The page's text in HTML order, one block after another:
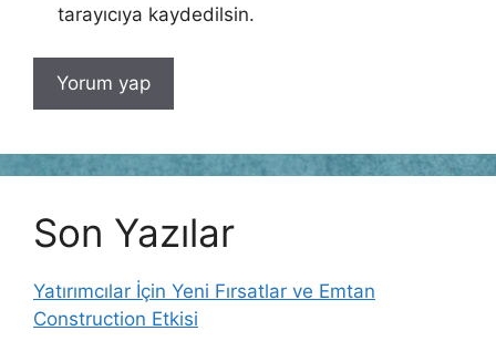
tarayıcıya kaydedilsin.
Son Yazılar
Yatırımcılar İçin Yeni Fırsatlar ve Emtan
Construction Etkisi